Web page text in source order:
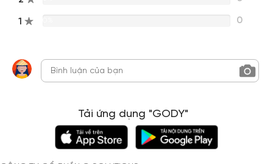
1 0
Tải ứng dụng "GODY"